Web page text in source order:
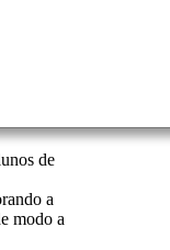
de
a
modo a